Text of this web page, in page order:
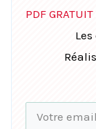
PDF
Les